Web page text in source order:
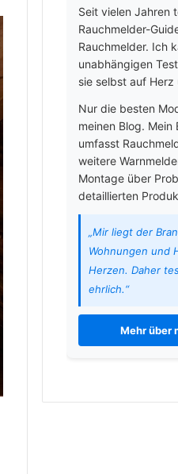
Seit vielen Jahren
Rauchmelder-
Rauchmelder. Ich
unabhängigen
sie selbst auf Herz
Nur die besten
meinen Blog. Mein
umfasst
weitere
Montage über
detaillierten
„Mir liegt der
Wohnungen und
Herzen. Daher
ehrlich.“
Mehr über